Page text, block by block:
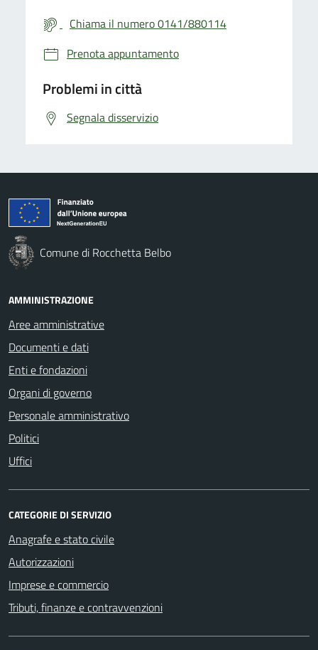
Chiama il numero 0141/880114
Prenota appuntamento
Problemi in città
Segnala disservizio
Comune di Rocchetta Belbo
AMMINISTRAZIONE
Aree amministrative
Documenti e dati
Enti e fondazioni
Organi di governo
Personale amministrativo
Politici
Uffici
CATEGORIE DI SERVIZIO
Anagrafe e stato civile
Autorizzazioni
Imprese e commercio
Tributi, finanze e contravvenzioni